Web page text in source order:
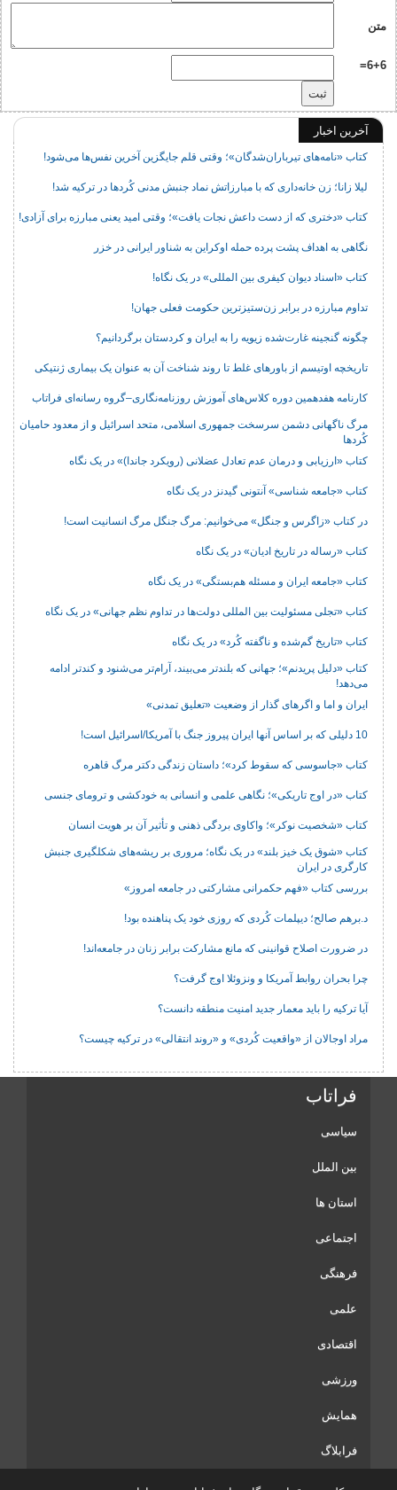
متن
6+6=
آخرین اخبار
کتاب «نامه‌های تیرباران‌شدگان»؛ وقتی قلم جایگزین آخرین نفس‌ها می‌شود!
لیلا زانا؛ زن خانه‌داری که با مبارزاتش نماد جنبش مدنی کُردها در ترکیه شد!
کتاب «دختری که از دست داعش نجات یافت»؛ وقتی امید یعنی مبارزه برای آزادی!
نگاهی به اهداف پشت پرده حمله اوکراین به شناور ایرانی در خزر
کتاب «اسناد دیوان کیفری بین المللی» در یک نگاه!
تداوم مبارزه در برابر زن‌ستیزترین حکومت فعلی جهان!
چگونه گنجینه غارت‌شده زیویه را به ایران و کردستان برگردانیم؟
تاریخچه اوتیسم از باورهای غلط تا روند شناخت آن به عنوان یک بیماری ژنتیکی
کارنامه هفدهمین دوره کلاس‌های آموزش روزنامه‌نگاری–گروه رسانه‌ای فراتاب
مرگ ناگهانی دشمن سرسخت جمهوری اسلامی، متحد اسرائیل و از معدود حامیان
کُردها
کتاب «ارزیابی و درمان عدم تعادل عضلانی (رویکرد جاندا)» در یک نگاه
کتاب «جامعه شناسی» آنتونی گیدنز در یک نگاه
در کتاب «زاگرس و جنگل» می‌خوانیم: مرگ جنگل مرگ انسانیت است!
کتاب «رساله در تاریخ ادیان» در یک نگاه
کتاب «جامعه ایران و مسئله هم‌بستگی» در یک نگاه
کتاب «تجلی مسئولیت بین المللی دولت‌ها در تداوم نظم جهانی» در یک نگاه
کتاب «تاریخ گم‌شده و ناگفته کُرد» در یک نگاه
کتاب «دلیل پریدنم»؛ جهانی که بلندتر می‌بیند، آرام‌تر می‌شنود و کندتر ادامه
می‌دهد!
ایران و اما و اگرهای گذار از وضعیت «تعلیق تمدنی»
10 دلیلی که بر اساس آنها ایران پیروز جنگ با آمریکا/اسرائیل است!
کتاب «جاسوسی که سقوط کرد»؛ داستان زندگی دکتر مرگ قاهره
کتاب «در اوج تاریکی»؛ نگاهی علمی و انسانی به خودکشی و ترومای جنسی
کتاب «شخصیت نوکر»؛ واکاوی بردگی ذهنی و تأثیر آن بر هویت انسان
کتاب «شوق یک خیز بلند» در یک نگاه؛ مروری بر ریشه‌های شکل‎گیری جنبش
کارگری در ایران
بررسی کتاب «فهم حکمرانی مشارکتی در جامعه امروز»
د.برهم صالح؛ دیپلمات کُردی که روزی خود یک پناهنده بود!
در ضرورت اصلاح قوانینی که مانع مشارکت برابر زنان در جامعه‌اند!
چرا بحران روابط آمریکا و ونزوئلا اوج گرفت؟
آیا ترکیه را باید معمار جدید امنیت منطقه دانست؟
مراد اوجالان از «واقعیت کُردی» و «روند انتقالی» در ترکیه چیست؟
فراتاب
سیاسی
بین الملل
استان ها
اجتماعی
فرهنگی
علمی
اقتصادی
ورزشی
همایش
فرابلاگ